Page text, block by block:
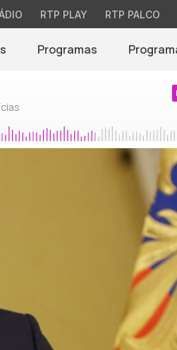
RTP PLAY RTP PALCO
Programas